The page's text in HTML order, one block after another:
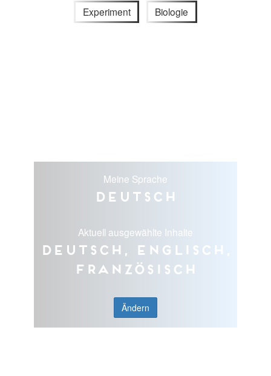
Experiment Biologie
Meine Sprache
Deutsch
Aktuell ausgewählte Inhalte
Deutsch, Englisch,
Französisch
Ändern